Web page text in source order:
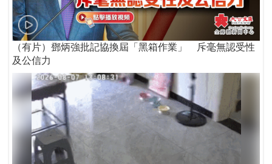
（有片）鄧炳強批記協換屆「黑箱作業」 斥毫無認受性
及公信力